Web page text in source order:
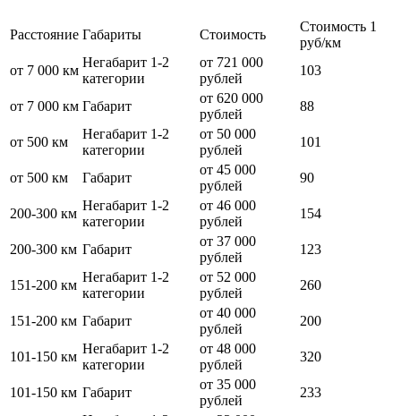
Расстояние Габариты Стоимость
Стоимость 1
руб/км
от 7 000 км
Негабарит 1-2
категории
от 721 000
рублей
103
от 7 000 км Габарит
от 620 000
рублей
88
от 500 км
Негабарит 1-2
категории
от 50 000
рублей
101
от 500 км Габарит
от 45 000
рублей
90
200-300 км
Негабарит 1-2
категории
от 46 000
рублей
154
200-300 км Габарит
от 37 000
рублей
123
151-200 км
Негабарит 1-2
категории
от 52 000
рублей
260
151-200 км Габарит
от 40 000
рублей
200
101-150 км
Негабарит 1-2
категории
от 48 000
рублей
320
101-150 км Габарит
от 35 000
рублей
233